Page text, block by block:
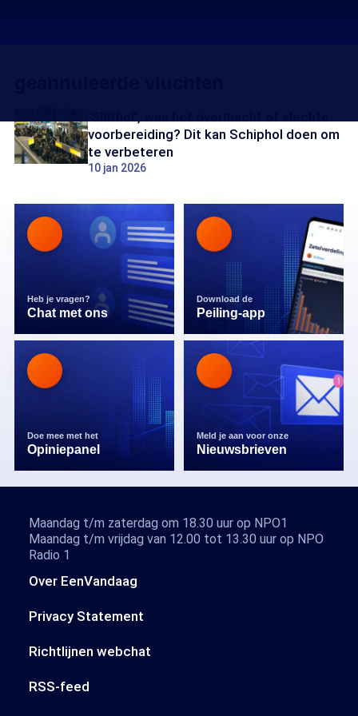
voorbereiding? Dit kan Schiphol doen om
te verbeteren
10 jan 2026
Heb je vragen?
Chat met ons
Download de
Peiling-app
Doe mee met het
Opiniepanel
Meld je aan voor onze
Nieuwsbrieven
Over EenVandaag
Privacy Statement
Richtlijnen webchat
RSS-feed
Maandag t/m zaterdag om 18.30 uur op NPO1
Maandag t/m vrijdag van 12.00 tot 13.30 uur op NPO
Radio 1